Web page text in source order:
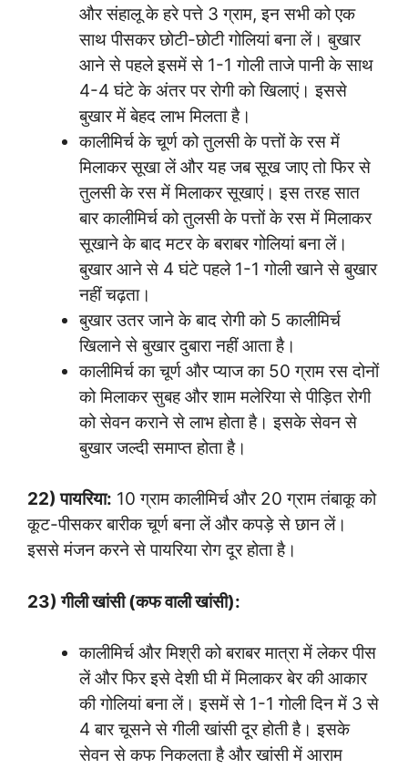
और संहालू के हरे पत्ते 3 ग्राम, इन सभी को एक
साथ पीसकर छोटी-छोटी गोलियां बना लें। बुखार
आने से पहले इसमें से 1-1 गोली ताजे पानी के साथ
4-4 घंटे के अंतर पर रोगी को खिलाएं। इससे
बुखार में बेहद लाभ मिलता है।
कालीमिर्च के चूर्ण को तुलसी के पत्तों के रस में
मिलाकर सूखा लें और यह जब सूख जाए तो फिर से
तुलसी के रस में मिलाकर सूखाएं। इस तरह सात
बार कालीमिर्च को तुलसी के पत्तों के रस में मिलाकर
सूखाने के बाद मटर के बराबर गोलियां बना लें।
बुखार आने से 4 घंटे पहले 1-1 गोली खाने से बुखार
नहीं चढ़ता।
बुखार उतर जाने के बाद रोगी को 5 कालीमिर्च
खिलाने से बुखार दुबारा नहीं आता है।
कालीमिर्च का चूर्ण और प्याज का 50 ग्राम रस दोनों
को मिलाकर सुबह और शाम मलेरिया से पीड़ित रोगी
को सेवन कराने से लाभ होता है। इसके सेवन से
बुखार जल्दी समाप्त होता है।
22) पायरिया: 10 ग्राम कालीमिर्च और 20 ग्राम तंबाकू को
कूट-पीसकर बारीक चूर्ण बना लें और कपड़े से छान लें।
इससे मंजन करने से पायरिया रोग दूर होता है।
23) गीली खांसी (कफ वाली खांसी):
कालीमिर्च और मिश्री को बराबर मात्रा में लेकर पीस
लें और फिर इसे देशी घी में मिलाकर बेर की आकार
की गोलियां बना लें। इसमें से 1-1 गोली दिन में 3 से
4 बार चूसने से गीली खांसी दूर होती है। इसके
सेवन से कफ निकलता है और खांसी में आराम